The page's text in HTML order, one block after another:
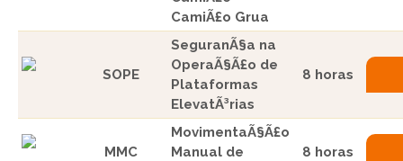
CamiÃ£o Grua
SOPE
SeguranÃ§a na
OperaÃ§Ã£o de
Plataformas
ElevatÃ³rias
8 horas
MMC
MovimentaÃ§Ã£o
Manual de
8 horas